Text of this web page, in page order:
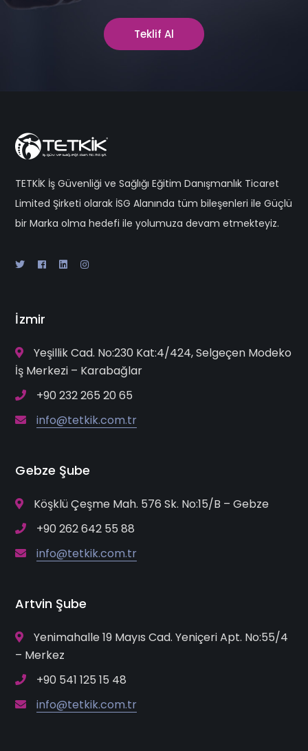
Teklif Al
TETKİK İş Güvenliği ve Sağlığı Eğitim Danışmanlık Ticaret
Limited Şirketi olarak İSG Alanında tüm bileşenleri ile Güçlü
bir Marka olma hedefi ile yolumuza devam etmekteyiz.
İzmir
Yeşillik Cad. No:230 Kat:4/424, Selgeçen Modeko
İş Merkezi – Karabağlar
+90 232 265 20 65
info@tetkik.com.tr
Gebze Şube
Köşklü Çeşme Mah. 576 Sk. No:15/B – Gebze
+90 262 642 55 88
info@tetkik.com.tr
Artvin Şube
Yenimahalle 19 Mayıs Cad. Yeniçeri Apt. No:55/4
– Merkez
+90 541 125 15 48
info@tetkik.com.tr